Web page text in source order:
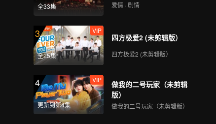
全33集 爱情 · 剧情
3
全25集
VIP
四方极爱2 (未剪辑版）
四方极爱2 (未剪辑版）
4
更新到第4集
VIP
做我的二号玩家（未剪辑
版）
做我的二号玩家（未剪辑版）